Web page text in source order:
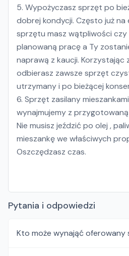
Wypożyczasz sprzęt po
dobrej kondycji. Często już
sprzętu masz wątpliwości
planowaną pracę a Ty
naprawą z kaucji. Korzystając
odbierasz zawsze sprzęt
utrzymany i po bieżącej
Sprzęt zasilany
wynajmujemy z
Nie musisz jeździć po olej ,
mieszankę we właściwych
Oszczędzasz czas.
Pytania i odpowiedzi
Kto może wynająć oferowany